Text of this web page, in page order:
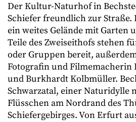
Der Kultur-Naturhof in
Schiefer freundlich zur Straße.
ein weites Gelände mit Garten
Teile des Zweiseithofs stehen
oder Gruppen bereit,
Fotografin und Filmemacherin
und Burkhardt Kolbmüller.
Schwarzatal, einer Naturidylle
Flüsschen am Nordrand des
Schiefergebirges. Von Erfurt